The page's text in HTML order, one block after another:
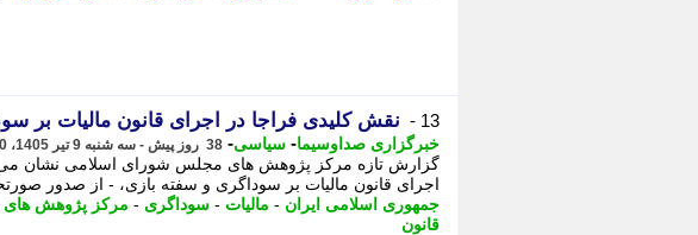
13 - نقش کلیدی فراجا در اجرای قانون مالیات بر
خبرگزاری صداوسیما- سیاسی- 38 روز پیش - سه شنبه 9 تیر 1405، 12:30
گزارش تازه مرکز پژوهش های مجلس شورای اسلامی نشان می
اجرای قانون مالیات بر سوداگری و سفته بازی، - از صدور
جمهوری اسلامی ایران - مالیات - سوداگری - مرکز پژوهش
قانون